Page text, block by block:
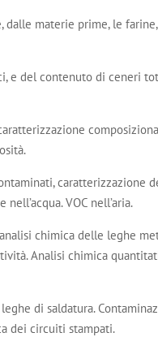
materie prime, le
e del contenuto di ceneri
caratterizzazione
VOC nell’aria.
chimica delle leghe
Analisi chimica
di saldatura.
dei circuiti stampati.